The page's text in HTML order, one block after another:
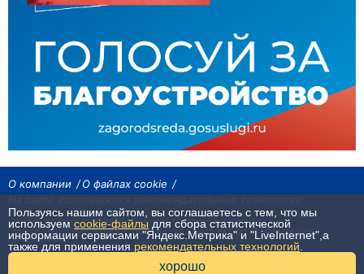
О компании
О файлах cookie
Сетевое издание «Байкал24». Все права охраняются законом.
При использовании материалов агентства на других сайтах, обязательна
гиперссылка.
Пользуясь нашим сайтом, вы соглашаетесь с тем, что мы
используем cookie-файлы для сбора статистической
информации сервисами "Яндекс.Метрика" и "LiveInternet",а
также для применения рекомендательных технологий
хорошо